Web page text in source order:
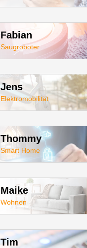
Fabian
Saugroboter
Jens
Elektromobilität
Thommy
Smart Home
Maike
Wohnen
Tim